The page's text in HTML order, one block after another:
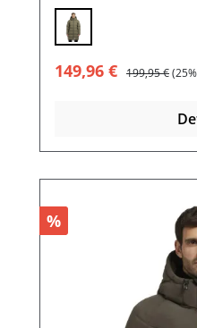
Verkaufspreis:
149,96 € Regulärer Preis:
199,95 €
%